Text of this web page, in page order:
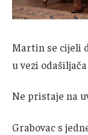
Martin se cijeli
u vezi
Ne pristaje na
Grabovac s